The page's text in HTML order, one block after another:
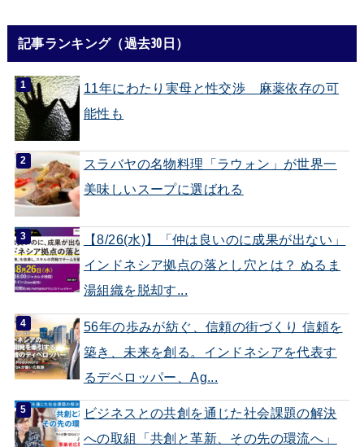
記事ランキング（過去30日）
11年にわたり実母と性交渉 麻薬依存の可
能性も
スラバヤの名物料理「ラウォン」が世界一
美味しいスープに選ばれる
【8/26(水)】「仲は良いのに成果が出ない」
インドネシア拠点の落とし穴とは？ ぬるま
湯組織を脱却す...
56年の歩みが紡ぐ、信頼の街づくり 信頼を
築き、未来を創る。インドネシアを代表す
るデベロッパー、Ag...
ビジネスとの共創を通じた社会課題の解決
への取組「共創と革新、その先の環流へ」